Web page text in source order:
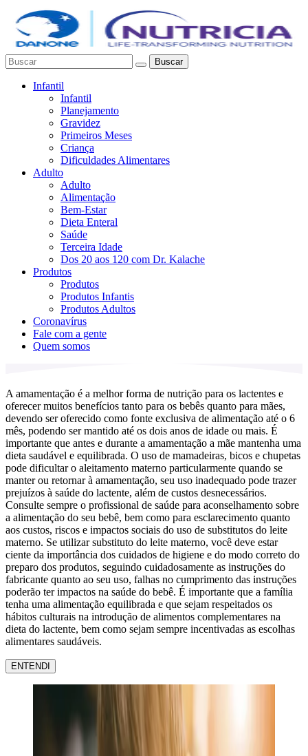
Buscar
Infantil
Infantil
Planejamento
Gravidez
Primeiros Meses
Criança
Dificuldades Alimentares
Adulto
Adulto
Alimentação
Bem-Estar
Dieta Enteral
Saúde
Terceira Idade
Dos 20 aos 120 com Dr. Kalache
Produtos
Produtos
Produtos Infantis
Produtos Adultos
Coronavírus
Fale com a gente
Quem somos
A amamentação é a melhor forma de nutrição para os lactentes e
oferecer muitos benefícios tanto para os bebês quanto para mães,
devendo ser oferecido como fonte exclusiva de alimentação até o 6
mês, podendo ser mantido até os dois anos de idade ou mais. É
importante que antes e durante a amamentação a mãe mantenha uma
dieta saudável e equilibrada. O uso de mamadeiras, bicos e chupetas
pode dificultar o aleitamento materno particularmente quando se
manter ou retornar à amamentação, seu uso inadequado pode trazer
prejuízos à saúde do lactente, além de custos desnecessários.
Consulte sempre o profissional de saúde para aconselhamento sobre
a alimentação do seu bebê, bem como para esclarecimento quanto
aos custos, riscos e impactos sociais do uso de substitutos do leite
materno. Se utilizar substituto do leite materno, você deve estar
ciente da importância dos cuidados de higiene e do modo correto do
preparo dos produtos, seguindo cuidadosamente as instruções do
fabricante quanto ao seu uso, falhas no cumprimento das instruções
poderão ter impactos na saúde do bebê. É importante que a família
tenha uma alimentação equilibrada e que sejam respeitados os
hábitos culturais na introdução de alimentos complementares na
dieta do lactente, bem como sejam sempre incentivadas as escolhas
alimentares saudáveis.
ENTENDI